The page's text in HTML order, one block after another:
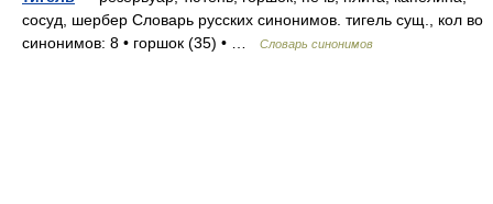
сосуд, шербер Словарь русских синонимов. тигель сущ., кол во
синонимов: 8 • горшок (35) • …
Словарь синонимов